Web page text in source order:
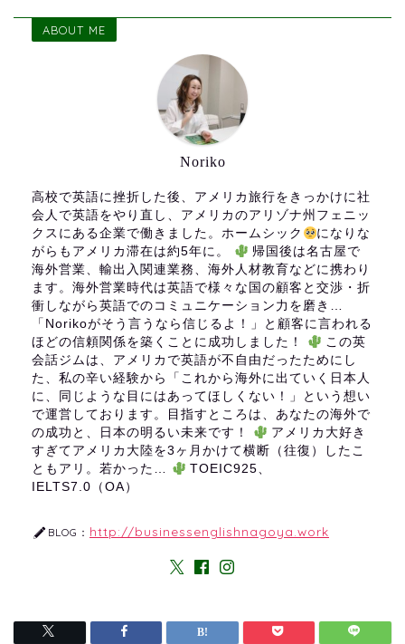
ABOUT ME
Noriko
高校で英語に挫折した後、アメリカ旅行をきっかけに社
会人で英語をやり直し、アメリカのアリゾナ州フェニッ
クスにある企業で働きました。ホームシック
になりな
がらもアメリカ滞在は約5年に。
帰国後は名古屋で
海外営業、輸出入関連業務、海外人材教育などに携わり
ます。海外営業時代は英語で様々な国の顧客と交渉・折
衝しながら英語でのコミュニケーション力を磨き…
「Norikoがそう言うなら信じるよ！」と顧客に言われる
ほどの信頼関係を築くことに成功しました！
この英
会話ジムは、アメリカで英語が不自由だったためにし
た、私の辛い経験から「これから海外に出ていく日本人
に、同じような目にはあってほしくない！」という想い
で運営しております。目指すところは、あなたの海外で
の成功と、日本の明るい未来です！
アメリカ大好き
すぎてアメリカ大陸を3ヶ月かけて横断（往復）したこ
ともアリ。若かった…
TOEIC925、
IELTS7.0（OA）
BLOG： http://businessenglishnagoya.work